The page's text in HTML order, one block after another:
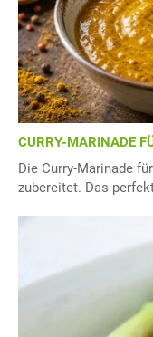
CURRY-MARINADE
Die Curry-Marinade
zubereitet. Das